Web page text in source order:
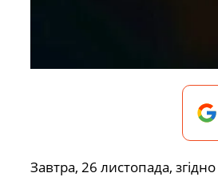
Завтра, 26 листопада,